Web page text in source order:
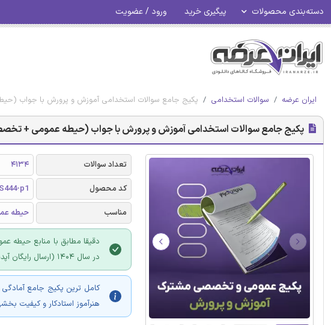
دسته‌بندی محصولات پیگیری خرید ورود / عضویت
ایران عرضه سوالات استخدامی پکیج جامع سوالات استخدامی آموزش و پرورش با جواب
پکیج جامع سوالات استخدامی آموزش و پرورش با جواب (حیطه عمومی +
تعداد سوالات 4134
کد محصول
p1
مناسب
حیطه
دقیقا مطابق با منابع
در سال 1404 (ارسال رایگان آپدیت در صورت تغییر منابع)
کامل ترین پکیج جامع
هنرآموز استادکار و کیفیت